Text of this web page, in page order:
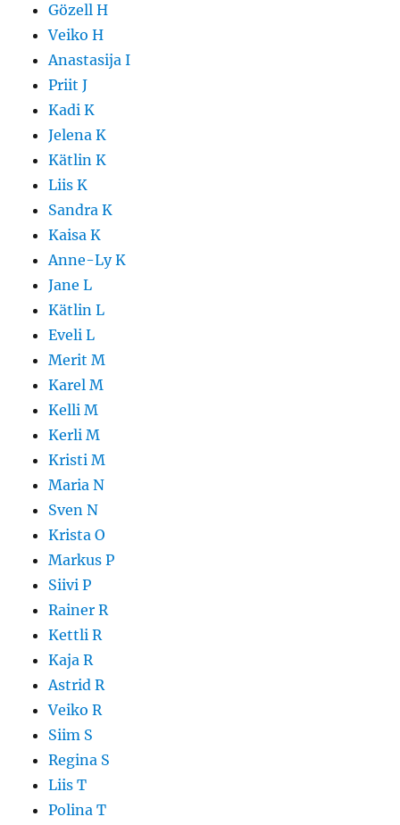
Gözell H
Veiko H
Anastasija I
Priit J
Kadi K
Jelena K
Kätlin K
Liis K
Sandra K
Kaisa K
Anne-Ly K
Jane L
Kätlin L
Eveli L
Merit M
Karel M
Kelli M
Kerli M
Kristi M
Maria N
Sven N
Krista O
Markus P
Siivi P
Rainer R
Kettli R
Kaja R
Astrid R
Veiko R
Siim S
Regina S
Liis T
Polina T